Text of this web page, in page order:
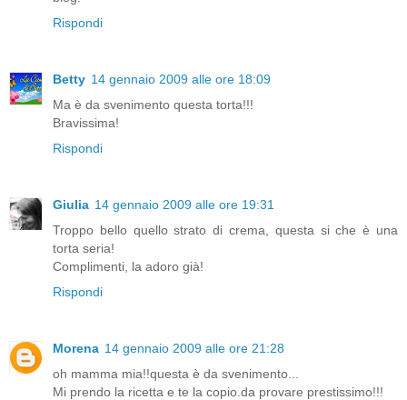
Rispondi
Betty 14 gennaio 2009 alle ore 18:09
Ma è da svenimento questa torta!!!
Bravissima!
Rispondi
Giulia 14 gennaio 2009 alle ore 19:31
Troppo bello quello strato di crema, questa si che è una
torta seria!
Complimenti, la adoro già!
Rispondi
Morena 14 gennaio 2009 alle ore 21:28
oh mamma mia!!questa è da svenimento...
Mi prendo la ricetta e te la copio.da provare prestissimo!!!